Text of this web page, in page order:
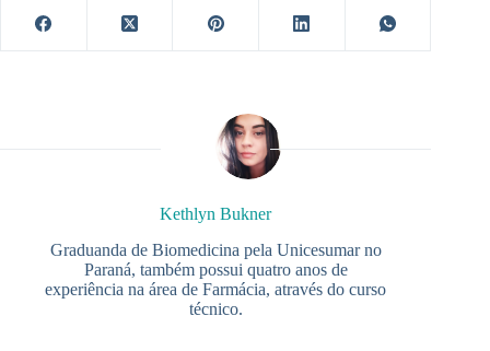
Kethlyn Bukner
Graduanda de Biomedicina pela Unicesumar no
Paraná, também possui quatro anos de
experiência na área de Farmácia, através do curso
técnico.